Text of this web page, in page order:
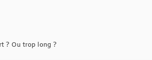
? Ou trop long ?